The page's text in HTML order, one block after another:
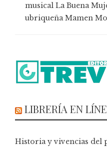
musical La Buena
ubriqueña Mamen
LIBRERÍA EN
Historia y vivencias del